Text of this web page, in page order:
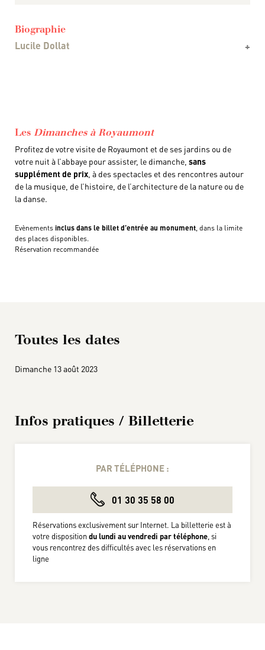
Biographie
Lucile Dollat
Les Dimanches à Royaumont
Profitez de votre visite de Royaumont et de ses jardins ou de
votre nuit à l’abbaye pour assister, le dimanche, sans
supplément de prix , à des spectacles et des rencontres autour
de la musique, de l’histoire, de l’architecture de la nature ou de
la danse.
Evènements inclus dans le billet d’entrée au monument, dans la limite
des places disponibles.
Réservation recommandée
Toutes les dates
Dimanche 13 août 2023
Infos pratiques / Billetterie
PAR TÉLÉPHONE :
01 30 35 58 00
Réservations exclusivement sur Internet. La billetterie est à
votre dispositiondu lundi au vendredi par téléphone , si
vous rencontrez des difficultés avec les réservations en
ligne